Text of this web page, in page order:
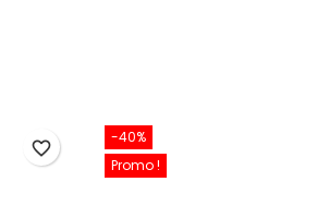
favorite_border
-40%
Promo !